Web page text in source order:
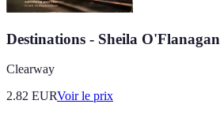
Destinations - Sheila O'Flanagan
Clearway
2.82 EURVoir le prix